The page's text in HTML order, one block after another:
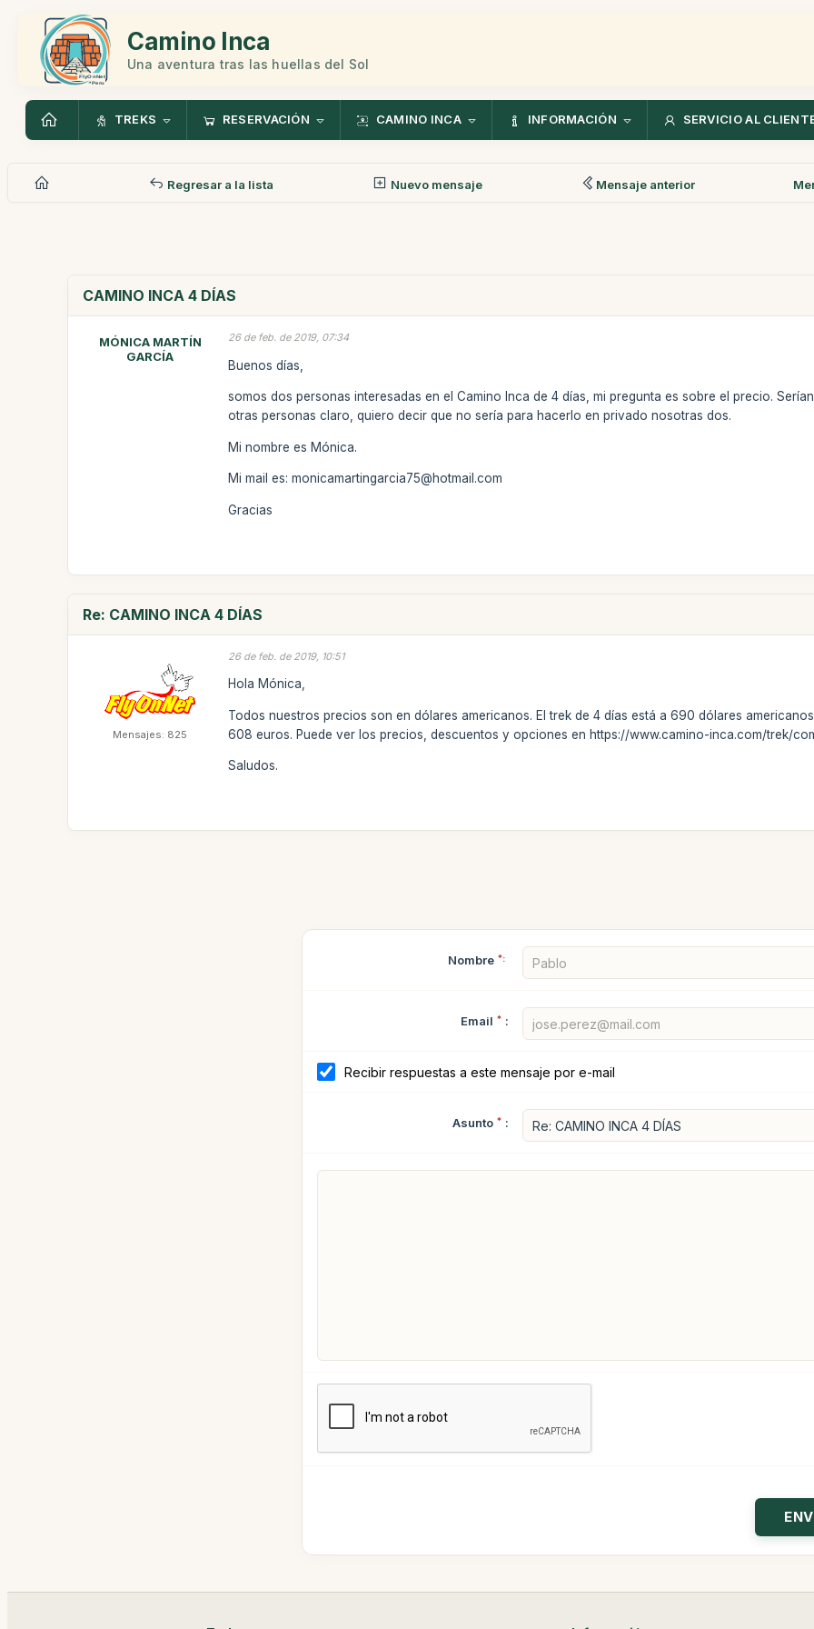
Camino Inca
Una aventura tras las huellas del Sol
TREKS RESERVACIÓN CAMINO INCA INFORMACIÓN SERVICIO AL
Regresar a la lista Nuevo mensaje Mensaje anterior
CAMINO INCA 4 DÍAS
MÓNICA MARTÍN
GARCÍA
26 de feb. de 2019, 07:34
Buenos días,
somos dos personas interesadas en el Camino Inca de 4 días, mi pregunta es sobre el precio.
otras personas claro, quiero decir que no sería para hacerlo en privado nosotras dos.
Mi nombre es Mónica.
Mi mail es: monicamartingarcia75@hotmail.com
Gracias
Re: CAMINO INCA 4 DÍAS
Mensajes: 825
26 de feb. de 2019, 10:51
Hola Mónica,
Todos nuestros precios son en dólares americanos. El trek de 4 días está a 690 dólares
608 euros. Puede ver los precios, descuentos y opciones en https://www.camino-inca.com/trek/
Saludos.
Nombre *:
Email * :
Recibir respuestas a este mensaje por e-mail
Asunto * :